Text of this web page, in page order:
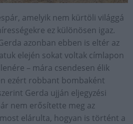
amelyik nem kürtöli világgá
ez különösen igaz.
azonban ebben is eltér az
elején sokat voltak címlapon
– mára csendesen élik
ezért robbant bombaként
Gerda ujján eljegyzési
nem erősítette meg az
elárulta, hogyan is történt a